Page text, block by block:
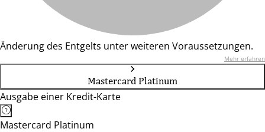
Änderung des Entgelts unter weiteren Voraussetzungen.
Mehr erfahren
Mastercard Platinum
Ausgabe einer Kredit-Karte
Mastercard Platinum